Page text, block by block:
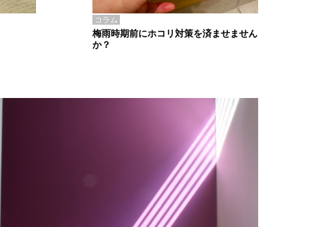
コラム
梅雨時期前にホコリ対策を済ませません
か？